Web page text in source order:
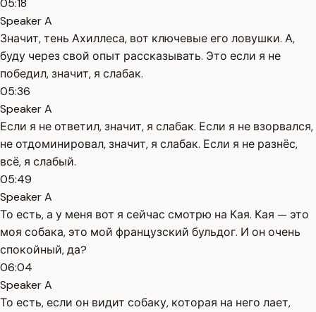
05:18
Speaker A
Значит, тень Ахиллеса, вот ключевые его ловушки. А,
буду через свой опыт рассказывать. Это если я не
победил, значит, я слабак.
05:36
Speaker A
Если я не ответил, значит, я слабак. Если я не взорвался,
не отдоминировал, значит, я слабак. Если я не разнёс,
всё, я слабый.
05:49
Speaker A
То есть, а у меня вот я сейчас смотрю на Кая. Кая — это
моя собака, это мой французский бульдог. И он очень
спокойный, да?
06:04
Speaker A
То есть, если он видит собаку, которая на него лает,